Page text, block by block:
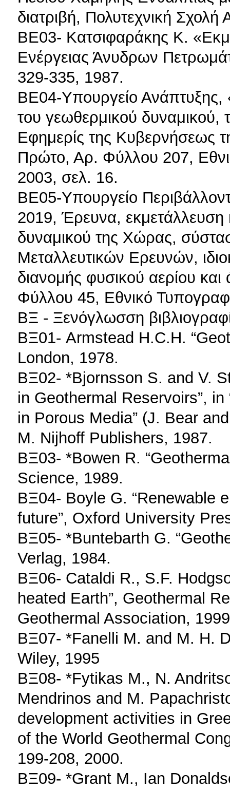
διατριβή, Πολυτεχνική
ΒΕ03- Κατσιφαράκης Κ.
Ενέργειας Άνυδρων
329-335, 1987.
ΒΕ04-Υπουργείο
του γεωθερμικού δυναμικού,
Εφημερίς της Κυβερνήσεως
Πρώτο, Αρ. Φύλλου 207,
2003, σελ. 16.
ΒΕ05-Υπουργείο
2019, Έρευνα, εκμετάλλευση
δυναμικού της Χώρας,
Μεταλλευτικών Ερευνών,
διανομής φυσικού αερίου
Φύλλου 45, Εθνικό
ΒΞ - Ξενόγλωσση
ΒΞ01- Armstead H.C.H.
London, 1978.
ΒΞ02- *Bjornsson S. and V.
in Geothermal Reservoirs”,
in Porous Media” (J. Bear
M. Nijhoff Publishers, 1987.
ΒΞ03- *Bowen R.
Science, 1989.
ΒΞ04- Boyle G. “Renewable
future”, Oxford University
ΒΞ05- *Buntebarth G.
Verlag, 1984.
ΒΞ06- Cataldi R., S.F.
heated Earth”, Geothermal
Geothermal Association,
ΒΞ07- *Fanelli M. and M. H.
Wiley, 1995
ΒΞ08- *Fytikas M., N.
Mendrinos and M.
development activities in
of the World Geothermal
199-208, 2000.
ΒΞ09- *Grant M., Ian